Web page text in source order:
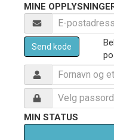
MINE
Send kode
MIN STATUS